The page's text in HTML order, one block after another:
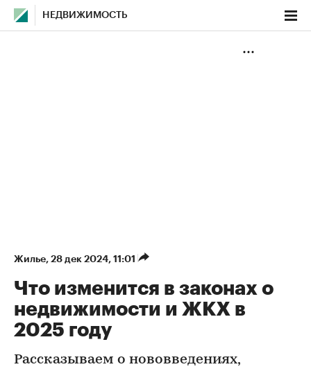
НЕДВИЖИМОСТЬ
Жилье⁠, 28 дек 2024, 11:01
Что изменится в законах о
недвижимости и ЖКХ в
2025 году
Рассказываем о нововведениях,